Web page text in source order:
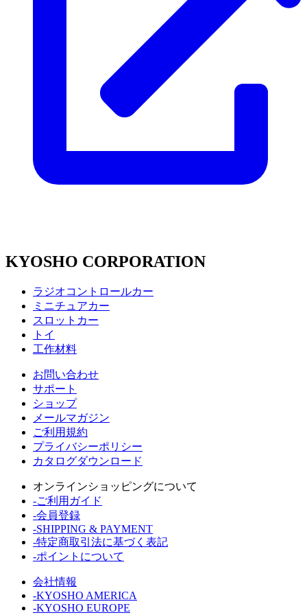
KYOSHO CORPORATION
ラジオコントロールカー
ミニチュアカー
スロットカー
トイ
工作材料
お問い合わせ
サポート
ショップ
メールマガジン
ご利用規約
プライバシーポリシー
カタログダウンロード
オンラインショッピングについて
-ご利用ガイド
-会員登録
-SHIPPING & PAYMENT
-特定商取引法に基づく表記
-ポイントについて
会社情報
-KYOSHO AMERICA
-KYOSHO EUROPE